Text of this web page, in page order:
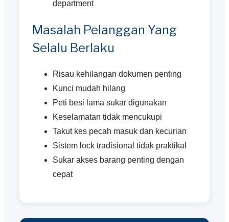
department
Masalah Pelanggan Yang
Selalu Berlaku
Risau kehilangan dokumen penting
Kunci mudah hilang
Peti besi lama sukar digunakan
Keselamatan tidak mencukupi
Takut kes pecah masuk dan kecurian
Sistem lock tradisional tidak praktikal
Sukar akses barang penting dengan
cepat